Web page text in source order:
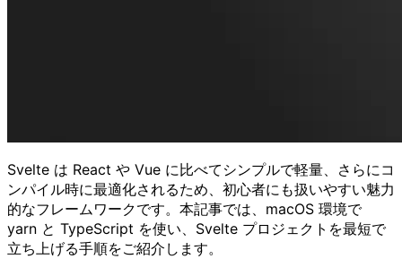
Svelte は React や Vue に比べてシンプルで軽量、さらにコ
ンパイル時に最適化されるため、初心者にも扱いやすい魅力
的なフレームワークです。本記事では、macOS 環境で
yarn と TypeScript を使い、Svelte プロジェクトを最短で
立ち上げる手順をご紹介します。